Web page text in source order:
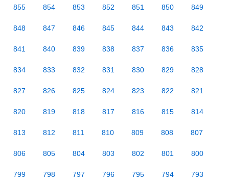
855 854 853 852 851 850 849
848 847 846 845 844 843 842
841 840 839 838 837 836 835
834 833 832 831 830 829 828
827 826 825 824 823 822 821
820 819 818 817 816 815 814
813 812 811 810 809 808 807
806 805 804 803 802 801 800
799 798 797 796 795 794 793